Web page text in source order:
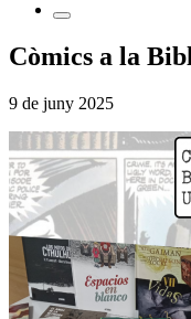
Còmics a la
9 de juny 2025